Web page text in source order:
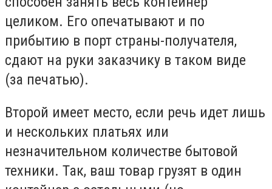
целиком. Его опечатывают и по
прибытию в порт страны-получателя,
сдают на руки заказчику в таком виде
(за печатью).
Второй имеет место, если речь идет лишь
и нескольких платьях или
незначительном количестве бытовой
техники. Так, ваш товар грузят в один